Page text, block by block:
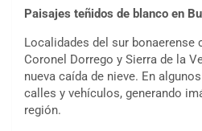
Paisajes teñidos de blanco en
Localidades del sur
Coronel Dorrego y Sierra de la
nueva caída de nieve. En
calles y vehículos, generando
región.